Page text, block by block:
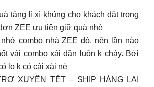
tặng lì xì khủng cho khách đặt trong
ZEE ưu tiên giữ quà nhé
combo nhà ZEE đó, nên lần nào
vài combo xài dần luôn k cháy. Bởi
lo k có cái xài nè
XUYÊN TẾT – SHIP HÀNG LẠI